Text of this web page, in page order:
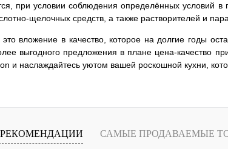
при условии соблюдения определённых условий
щелочных средств, а также растворителей и
это вложение в качество, которое на долгие годы
выгодного предложения в плане цена-качество
и наслаждайтесь уютом вашей роскошной кухни,
САМЫЕ ПРОДАВАЕМЫЕ